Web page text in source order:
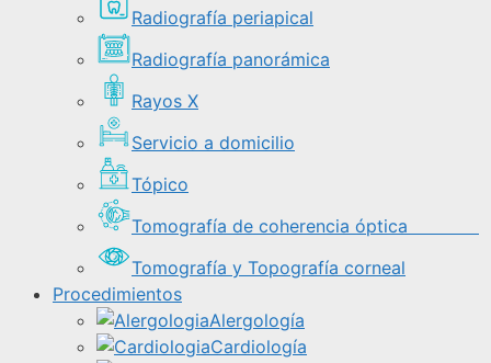
Radiografía periapical
Radiografía panorámica
Rayos X
Servicio a domicilio
Tópico
Tomografía de coherencia óptica
Tomografía y Topografía corneal
Procedimientos
Alergología
Cardiología